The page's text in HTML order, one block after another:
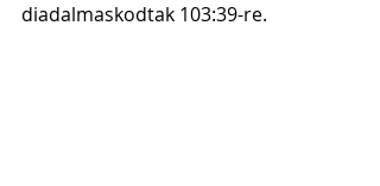
diadalmaskodtak 103:39-re.